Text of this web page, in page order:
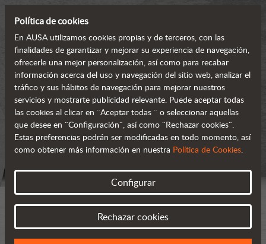
Política de cookies
En AUSA utilizamos cookies propias y de terceros, con las
finalidades de garantizar y mejorar su experiencia de navegación,
ofrecerle una mejor personalización, así como para recabar
información acerca del uso y navegación del sitio web, analizar el
tráfico y sus hábitos de navegación para mejorar nuestros
servicios y mostrarte publicidad relevante. Puede aceptar todas
las cookies al clicar en ¨Aceptar todas ¨ o seleccionar aquellas
que desee en ¨Configuración¨, así como ¨Rechazar cookies¨.
Estas preferencias podrán ser modificadas en todo momento, así
como obtener más información en nuestra Política de Cookies.
Configurar
Rechazar cookies